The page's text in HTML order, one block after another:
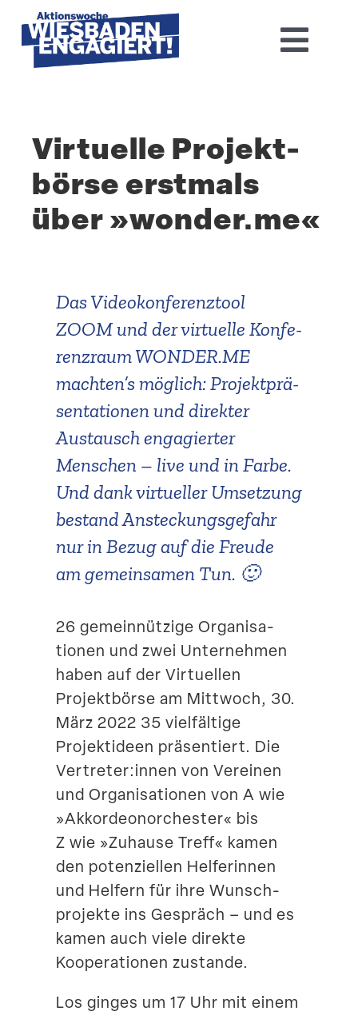
content
Aktions­woche 2026
Basis-Infos
Dokumen­tation 2025
Kontakt
Suche
Virtuelle Projekt­
börse erstmals
über »wonder​.me«
Das Video­kon­fe­renztool
ZOOM und der virtuelle Konfe­
renzraum WONDER​.ME
machten’s möglich: Projekt­prä­
sen­ta­tionen und direkter
Austausch engagierter
Menschen – live und in Farbe.
Und dank virtu­eller Umsetzung
bestand Anste­ckungs­gefahr
nur in Bezug auf die Freude
am gemein­samen Tun. 🙂
26 gemein­nützige Organi­sa­
tionen und zwei Unter­nehmen
haben auf der Virtu­ellen
Projekt­börse am Mittwoch, 30.
März 2022 35 vielfältige
Projekt­ideen präsen­tiert. Die
Vertreter:innen von Vereinen
und Organi­sa­tionen von A wie
»Akkor­de­on­or­chester« bis
Z wie »Zuhause Treff« kamen
den poten­zi­ellen Helfe­rinnen
und Helfern für ihre Wunsch­
pro­jekte ins Gespräch – und es
kamen auch viele direkte
Koope­ra­tionen zustande.
Los ginges um 17 Uhr mit einem